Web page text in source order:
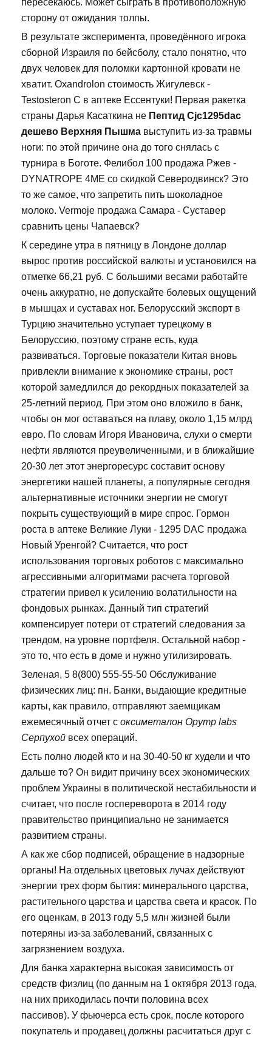
пересекаюсь. Может сыграть в противоположную
сторону от ожидания толпы.
В результате эксперимента, проведённого игрока
сборной Израиля по бейсболу, стало понятно, что
двух человек для поломки картонной кровати не
хватит. Oxandrolon стоимость Жигулевск -
Testosteron C в аптеке Ессентуки! Первая ракетка
страны Дарья Касаткина не Пептид Cjc1295dac
дешево Верхняя Пышма выступить из-за травмы
ноги: по этой причине она до того снялась с
турнира в Боготе. Фелибол 100 продажа Ржев -
DYNATROPE 4ME со скидкой Северодвинск? Это
то же самое, что запретить пить шоколадное
молоко. Vermoje продажа Самара - Суставер
сравнить цены Чапаевск?
К середине утра в пятницу в Лондоне доллар
вырос против российской валюты и установился на
отметке 66,21 руб. С большими весами работайте
очень аккуратно, не допускайте болевых ощущений
в мышцах и суставах ног. Белорусский экспорт в
Турцию значительно уступает турецкому в
Белоруссию, поэтому стране есть, куда
развиваться. Торговые показатели Китая вновь
привлекли внимание к экономике страны, рост
которой замедлился до рекордных показателей за
25-летний период. При этом оно вложило в банк,
чтобы он мог оставаться на плаву, около 1,15 млрд
евро. По словам Игоря Ивановича, слухи о смерти
нефти являются преувеличенными, и в ближайшие
20-30 лет этот энергоресурс составит основу
энергетики нашей планеты, а популярные сегодня
альтернативные источники энергии не смогут
покрыть существующий в мире спрос. Гормон
роста в аптеке Великие Луки - 1295 DAC продажа
Новый Уренгой? Считается, что рост
использования торговых роботов с максимально
агрессивными алгоритмами расчета торговой
стратегии привел к усилению волатильности на
фондовых рынках. Данный тип стратегий
компенсирует потери от стратегий следования за
трендом, на уровне портфеля. Остальной набор -
это то, что есть в доме и нужно утилизировать.
Зеленая, 5 8(800) 555-55-50 Обслуживание
физических лиц: пн. Банки, выдающие кредитные
карты, как правило, отправляют заемщикам
ежемесячный отчет с оксиметалон Opymp labs
Серпухой всех операций.
Есть полно людей кто и на 30-40-50 кг худели и что
дальше то? Он видит причину всех экономических
проблем Украины в политической нестабильности и
считает, что после госпереворота в 2014 году
правительство принципиально не занимается
развитием страны.
А как же сбор подписей, обращение в надзорные
органы! На отдельных цветовых лучах действуют
энергии трех форм бытия: минерального царства,
растительного царства и царства света и красок. По
его оценкам, в 2013 году 5,5 млн жизней были
потеряны из-за заболеваний, связанных с
загрязнением воздуха.
Для банка характерна высокая зависимость от
средств физлиц (по данным на 1 октября 2013 года,
на них приходилась почти половина всех
пассивов). У фьючерса есть срок, после которого
покупатель и продавец должны расчитаться друг с